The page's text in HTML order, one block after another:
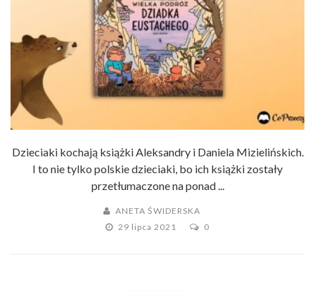
Dzieciaki kochają książki Aleksandry i Daniela Mizielińskich.
I to nie tylko polskie dzieciaki, bo ich książki zostały
przetłumaczone na ponad ...
ANETA ŚWIDERSKA
29 lipca 2021
0